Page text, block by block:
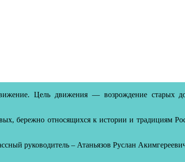
Цель движения — возрождение старых
бережно относящихся к истории и традициям
руководитель – Атаньязов Руслан